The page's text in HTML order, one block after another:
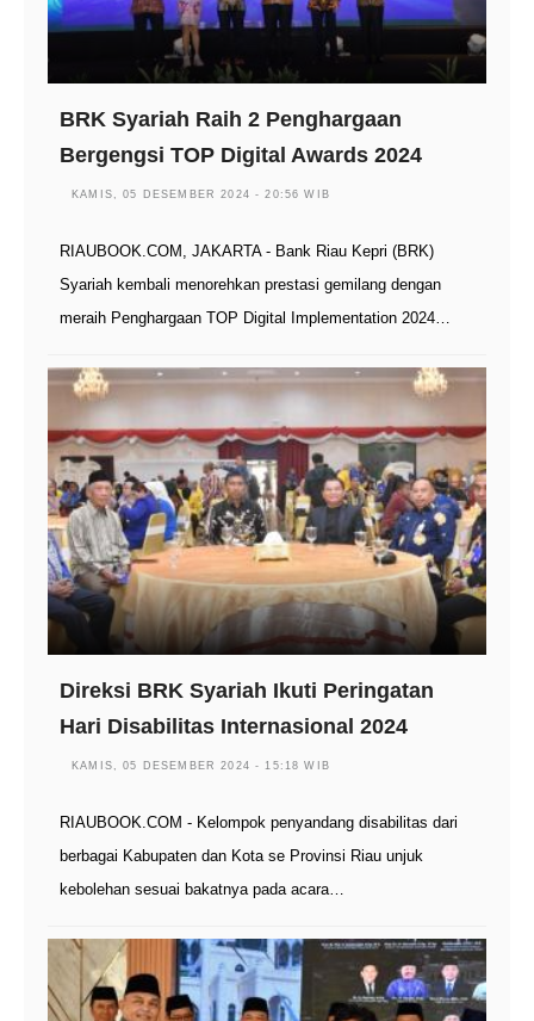
BRK Syariah Raih 2 Penghargaan
Bergengsi TOP Digital Awards 2024
KAMIS, 05 DESEMBER 2024 - 20:56 WIB
RIAUBOOK.COM, JAKARTA - Bank Riau Kepri (BRK)
Syariah kembali menorehkan prestasi gemilang dengan
meraih Penghargaan TOP Digital Implementation 2024…
Direksi BRK Syariah Ikuti Peringatan
Hari Disabilitas Internasional 2024
KAMIS, 05 DESEMBER 2024 - 15:18 WIB
RIAUBOOK.COM - Kelompok penyandang disabilitas dari
berbagai Kabupaten dan Kota se Provinsi Riau unjuk
kebolehan sesuai bakatnya pada acara…